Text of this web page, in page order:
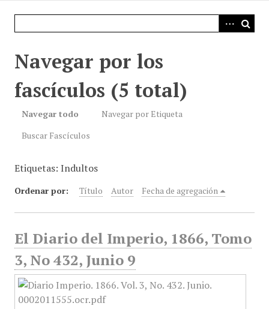
Navegar por los
fascículos (5 total)
Navegar todo
Navegar por Etiqueta
Buscar Fascículos
Etiquetas: Indultos
Ordenar por: Título Autor Fecha de agregación
El Diario del Imperio, 1866, Tomo
3, No 432, Junio 9